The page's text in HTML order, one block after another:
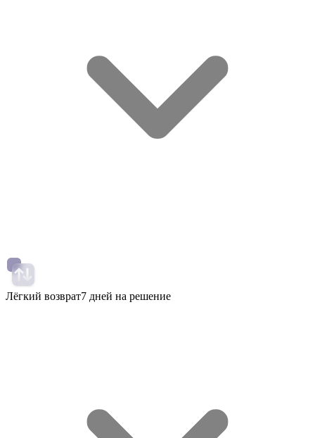
Лёгкий возврат7 дней на решение